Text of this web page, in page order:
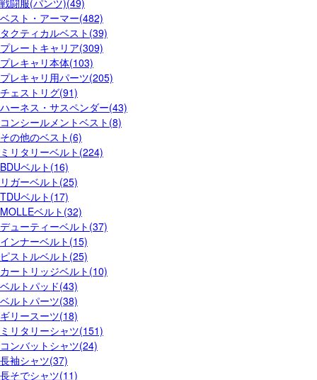
戦闘服(パンツ)(49)
ベスト・アーマー(482)
タクティカルベスト(39)
プレートキャリア(309)
プレキャリ本体(103)
プレキャリ用パーツ(205)
チェストリグ(91)
ハーネス・サスペンダー(43)
コンシールメントベスト(8)
その他のベスト(6)
ミリタリーベルト(224)
BDUベルト(16)
リガーベルト(25)
TDUベルト(17)
MOLLEベルト(32)
デューティーベルト(37)
インナーベルト(15)
ピストルベルト(25)
カートリッジベルト(10)
ベルトパッド(43)
ベルトパーツ(38)
ギリースーツ(18)
ミリタリーシャツ(151)
コンバットシャツ(24)
長袖シャツ(37)
長そでシャツ(11)